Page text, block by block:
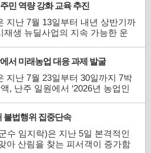
인(농업법인)을 대상으로 21개
재 스...
민 역량 강화 교육 추진
지난 7월 13일부터 내년 상반기까
재생 뉴딜사업의 지속 가능한 운
행복마루를 중심으로 지속 가능
위해 마련됐...
서 미래농업 대응 과제 발굴
지난 7월 23일부터 30일까지 7박
, 난주 일원에서 ‘2026년 농업인
업 연구기관과 스마트농업단지,
대...
불법행위 집중단속
수 임지락)은 지난 5일 본격적인
아 산림을 찾는 피서객이 증가함